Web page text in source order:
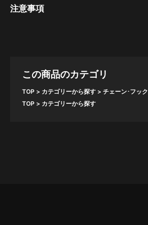
注意事項
この商品のカテゴリ
TOP カテゴリーから探す
チェーン･フック
TOP
カテゴリーから探す